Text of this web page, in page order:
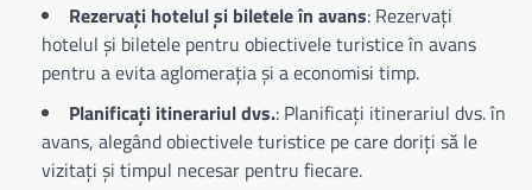
Rezervați hotelul și biletele în avans: Rezervați
hotelul și biletele pentru obiectivele turistice în avans
pentru a evita aglomerația și a economisi timp.
Planificați itinerariul dvs.: Planificați itinerariul dvs. în
avans, alegând obiectivele turistice pe care doriți să le
vizitați și timpul necesar pentru fiecare.